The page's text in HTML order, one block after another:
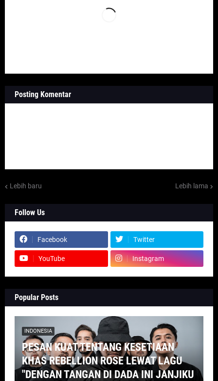
Posting Komentar
Lebih baru Lebih lama
Follow Us
Facebook Twitter
YouTube Instagram
Popular Posts
INDONESIA
PESAN KUAT TENTANG KESETIAAN
KHAS REBELLION ROSE LEWAT LAGU
"DENGAN TANGAN DI DADA INI JANJIKU